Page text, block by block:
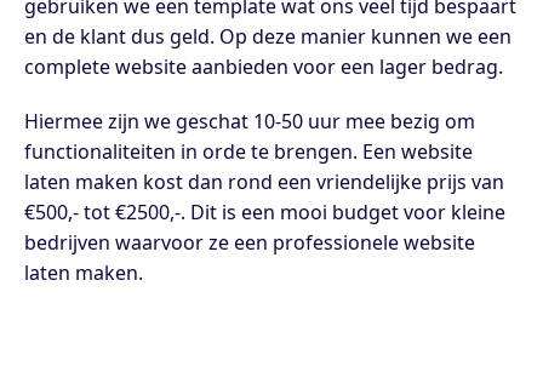
gebruiken we een template wat ons veel tijd bespaart
en de klant dus geld. Op deze manier kunnen we een
complete website aanbieden voor een lager bedrag.
Hiermee zijn we geschat 10-50 uur mee bezig om
functionaliteiten in orde te brengen. Een website
laten maken kost dan rond een vriendelijke prijs van
€500,- tot €2500,-. Dit is een mooi budget voor kleine
bedrijven waarvoor ze een professionele website
laten maken.